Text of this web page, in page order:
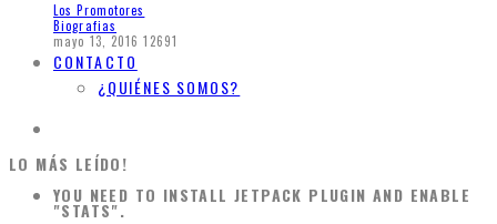
Los Promotores
Biografias
mayo 13, 2016 12691
CONTACTO
¿QUIÉNES SOMOS?
LO MÁS LEÍDO!
YOU NEED TO INSTALL JETPACK PLUGIN AND ENABLE
"STATS".